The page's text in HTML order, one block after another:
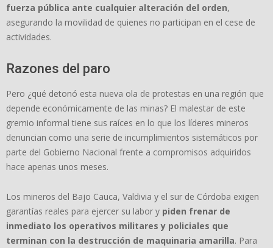
fuerza pública ante cualquier alteración del orden,
asegurando la movilidad de quienes no participan en el cese de
actividades.
Razones del paro
Pero ¿qué detonó esta nueva ola de protestas en una región que
depende económicamente de las minas? El malestar de este
gremio informal tiene sus raíces en lo que los líderes mineros
denuncian como una serie de incumplimientos sistemáticos por
parte del Gobierno Nacional frente a compromisos adquiridos
hace apenas unos meses.
Los mineros del Bajo Cauca, Valdivia y el sur de Córdoba exigen
garantías reales para ejercer su labor y piden frenar de
inmediato los operativos militares y policiales que
terminan con la destrucción de maquinaria amarilla. Para